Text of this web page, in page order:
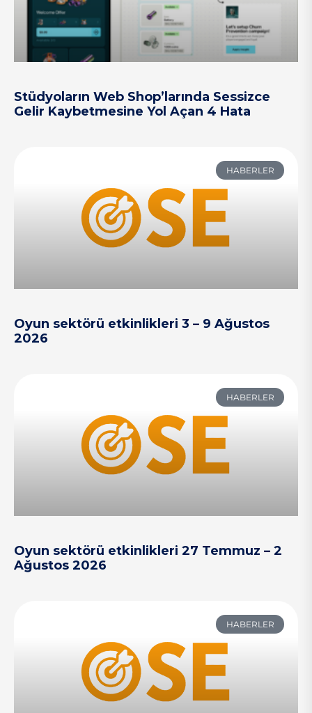
Stüdyoların Web Shop’larında Sessizce
Gelir Kaybetmesine Yol Açan 4 Hata
HABERLER
Oyun sektörü etkinlikleri 3 – 9 Ağustos
2026
HABERLER
Oyun sektörü etkinlikleri 27 Temmuz – 2
Ağustos 2026
HABERLER